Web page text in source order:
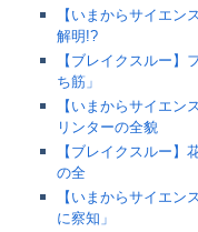
【いまからサイエン
解明!?
【ブレイクスルー
ち筋」
【いまからサイエン
リンターの全貌
【ブレイクスルー
の全
【いまからサイエン
に察知」